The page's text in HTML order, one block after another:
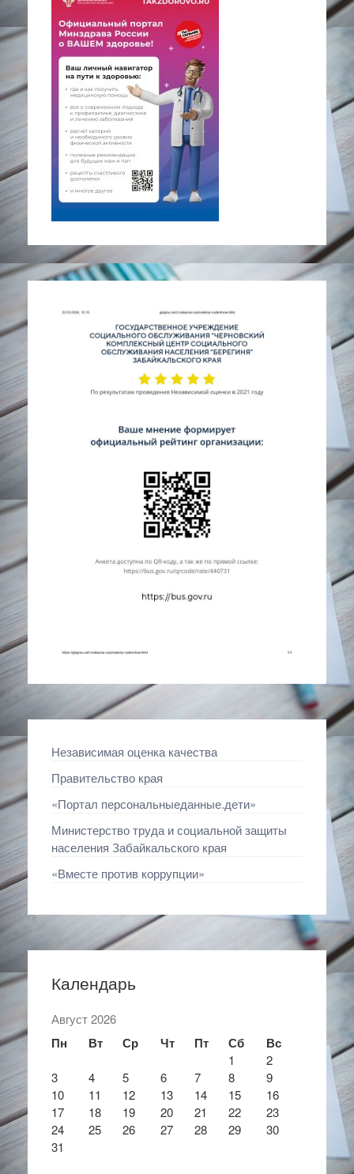
Независимая оценка качества
Правительство края
«Портал персональныеданные.дети»
Министерство труда и социальной защиты
населения Забайкальского края
«Вместе против коррупции»
Календарь
Август 2026
Пн Вт Ср Чт Пт Сб Вс
1
2
3
4 5 6 7 8
9
10
11 12 13 14 15
16
17
18 19 20 21 22
23
24
25 26 27 28 29
30
31